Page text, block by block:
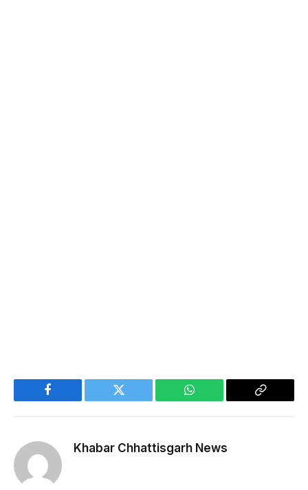
Facebook Twitter WhatsApp
Copy
Khabar Chhattisgarh News